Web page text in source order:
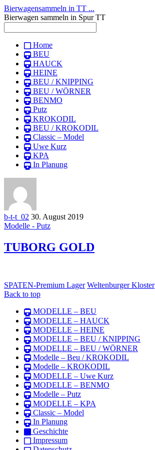
Bierwagensammeln in TT ...
Bierwagen sammeln in Spur TT
Home
BEU
HAUCK
HEINE
BEU / KNIPPING
BEU / WÖRNER
BENMO
Putz
KROKODIL
BEU / KROKODIL
Classic – Model
Uwe Kurz
KPA
In Planung
b-t-t_02 30. August 2019
Modelle - Putz
TUBORG GOLD
SPATEN-Premium Lager Weltenburger Kloster
Back to top
MODELLE – BEU
MODELLE – HAUCK
MODELLE – HEINE
MODELLE – BEU / KNIPPING
MODELLE – BEU / WÖRNER
Modelle – Beu / KROKODIL
Modelle – KROKODIL
MODELLE – Uwe Kurz
MODELLE – BENMO
Modelle – Putz
MODELLE – KPA
Classic – Model
In Planung
Geschichte
Impressum